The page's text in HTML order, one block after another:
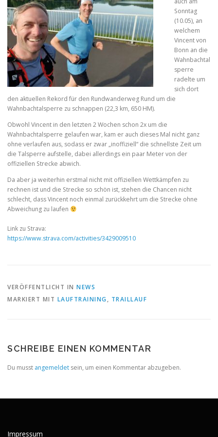
Sonntag
(10.05), an
welchem
Vincent von
Bonn an die
Wahnbachtal
sperre
radelte um
sich dort
den aktuellen Rekord für den Rundwanderweg Rund um die
Wahnbachtalsperre zu schnappen (22,3 km, 650 HM).
Obwohl Vincent in den letzten 2 Wochen schon 2x um die
Wahnbachtalsperre gelaufen war, kam er auch dieses Mal nicht ganz
ohne verlaufen aus, sodass er zwar „inoffiziell“ die schnellste Zeit um
die Talsperre aufstelle, dabei allerdings ein paar Meter von der
offiziellen Strecke abwich.
Da aber ja weiterhin erstmal nicht mit offiziellen Wettkämpfen zu
rechnen ist und die Strecke so schön ist, stehen die Chancen nicht
schlecht, dass Vincent noch einmal zurückkehrt um die Strecke ohne
Abweichung zu laufen
Link zu Strava:
https://www.strava.com/activities/3429009510
VERÖFFENTLICHT IN NEWS
MARKIERT MIT LAUFTRAINING, TRAILLAUF
SCHREIBE EINEN KOMMENTAR
Du musst angemeldet sein, um einen Kommentar abzugeben.
Impressum